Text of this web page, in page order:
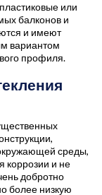
или
балконов и
и имеют
вариантом
профиля.
среды,
коррозии и не
добротно
более низкую